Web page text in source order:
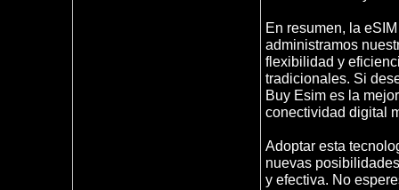
En resumen, la
administramos
flexibilidad y
tradicionales. Si
Buy Esim es la
conectividad digital
Adoptar esta
nuevas
y efectiva. No